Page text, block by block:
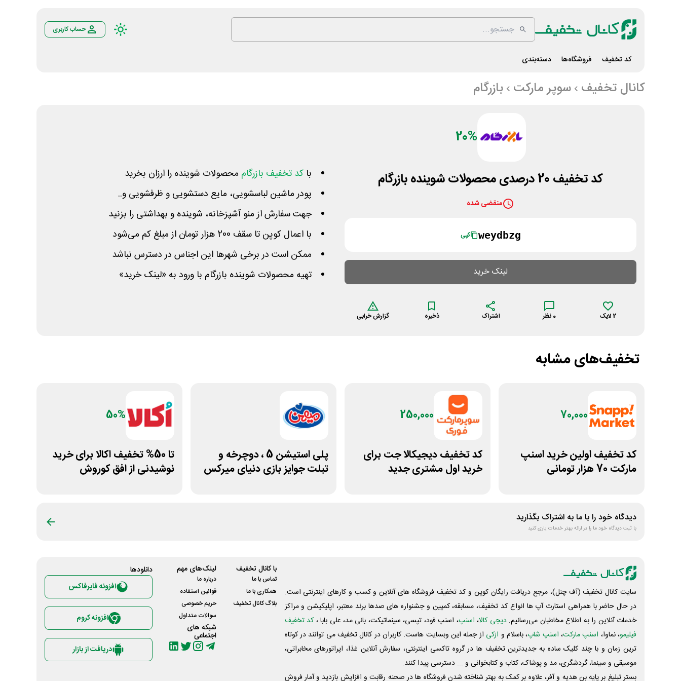
حساب کاربری
کد تخفیف فروشگاه‌ها دسته‌بندی
کانال تخفیف سوپر مارکت بازرگام
20%
کد تخفیف 20 درصدی محصولات شوینده بازرگام
منقضی شده
weydbzg کپی
لینک خرید
2 لایک 0 نظر اشتراک ذخیره گزارش خرابی
با کد تخفیف بازرگام محصولات شوینده را ارزان بخرید
پودر ماشین لباسشویی، مایع دستشویی و ظرفشویی و..
جهت سفارش از منو آشپزخانه، شوینده و بهداشتی را بزنید
با اعمال کوپن تا سقف 200 هزار تومان از مبلغ کم می‌شود
ممکن است در برخی شهرها این اجناس در دسترس نباشد
تهیه محصولات شوینده بازرگام با ورود به «لینک خرید»
تخفیف‌های مشابه
70,000
کد تخفیف اولین خرید اسنپ
مارکت 70 هزار تومانی
250,000
کد تخفیف دیجیکالا جت برای
خرید اول مشتری جدید
پلی استیشن 5 ، دوچرخه و
تبلت جوایز بازی دنیای میرکس
50%
تا 50% تخفیف اکالا برای خرید
نوشیدنی از افق کوروش
دیدگاه خود را با ما به اشتراک بگذارید
با ثبت دیدگاه خود ما را در ارائه بهتر خدمات یاری کنید
سایت کانال تخفیف (آف چنل)، مرجع دریافت رایگان کوپن و کد تخفیف فروشگاه های آنلاین و کسب و‌ کارهای اینترنتی است.
در حال حاضر با همراهی استارت آپ ها انواع کد تخفیف، مسابقه، کمپین و جشنواره های صدها برند معتبر، اپلیکیشن و مراکز
خدمات آنلاین را به اطلاع مخاطبان می‌رسانیم. دیجی کالا، اسنپ، اسنپ فود، تپسی، سینماتیکت، بانی مد، علی‌ بابا ، کد تخفیف
فیلیمو، نماوا، اسنپ مارکت، اسنپ شاپ، باسلام و ازکی از جمله این وبسایت ‌هاست. کاربران در کانال تخفیف می توانند در کوتاه
ترین زمان و با چند کلیک ساده به جدیدترین تخفیف ها در گروه تاکسی اینترنتی، سفارش آنلاین غذا، اپراتورهای مخابراتی،
موسیقی و سینما، گردشگری، مد و پوشاک، کتاب و کتابخوانی و ... دسترسی پیدا کنند.
بستر تبلیغ بر پایه بن هدیه و آفر، علاوه بر کمک به بهتر شناخته شدن فروشگاه ها در صحنه رقابت و افزایش بازدید و آمار فروش
با کانال تخفیف
تماس با ما
همکاری با ما
بلاگ کانال تخفیف
لینک‌های مهم
درباره ما
قوانین استفاده
حریم خصوصی
سوالات متداول
شبکه های
اجتماعی
دانلود‌ها
افزونه فایرفاکس
افزونه کروم
دریافت از بازار